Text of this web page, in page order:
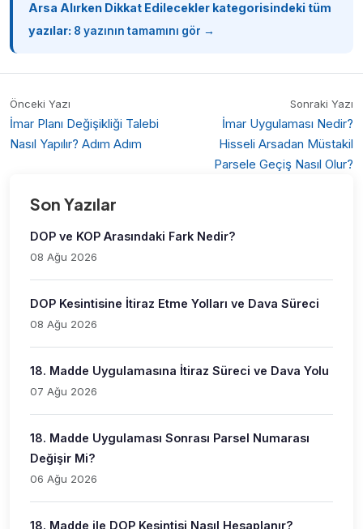
Arsa Alırken Dikkat Edilecekler kategorisindeki tüm
yazılar: 8 yazının tamamını gör →
Önceki Yazı
İmar Planı Değişikliği Talebi
Nasıl Yapılır? Adım Adım
Sonraki Yazı
İmar Uygulaması Nedir?
Hisseli Arsadan Müstakil
Parsele Geçiş Nasıl Olur?
Son Yazılar
DOP ve KOP Arasındaki Fark Nedir?
08 Ağu 2026
DOP Kesintisine İtiraz Etme Yolları ve Dava Süreci
08 Ağu 2026
18. Madde Uygulamasına İtiraz Süreci ve Dava Yolu
07 Ağu 2026
18. Madde Uygulaması Sonrası Parsel Numarası
Değişir Mi?
06 Ağu 2026
18. Madde ile DOP Kesintisi Nasıl Hesaplanır?